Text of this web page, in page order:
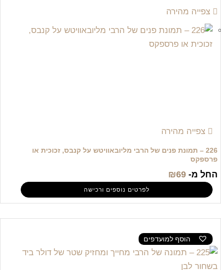
צפייה מהירה
צפייה מהירה
226 – תמונת פנים של הרבי מליובאוויטש על קנבס, זכוכית או
פרספקס
החל מ- ₪69
לפרטים נוספים ורכישה
הוסף למועדפים